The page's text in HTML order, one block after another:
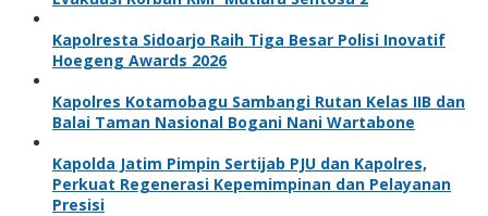
Kapolresta Sidoarjo Raih Tiga Besar Polisi Inovatif
Hoegeng Awards 2026
Kapolres Kotamobagu Sambangi Rutan Kelas IIB dan
Balai Taman Nasional Bogani Nani Wartabone
Kapolda Jatim Pimpin Sertijab PJU dan Kapolres,
Perkuat Regenerasi Kepemimpinan dan Pelayanan
Presisi